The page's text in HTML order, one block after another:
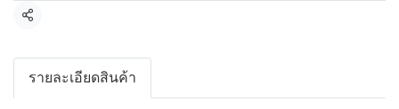
แชร์
รายละเอียดสินค้า